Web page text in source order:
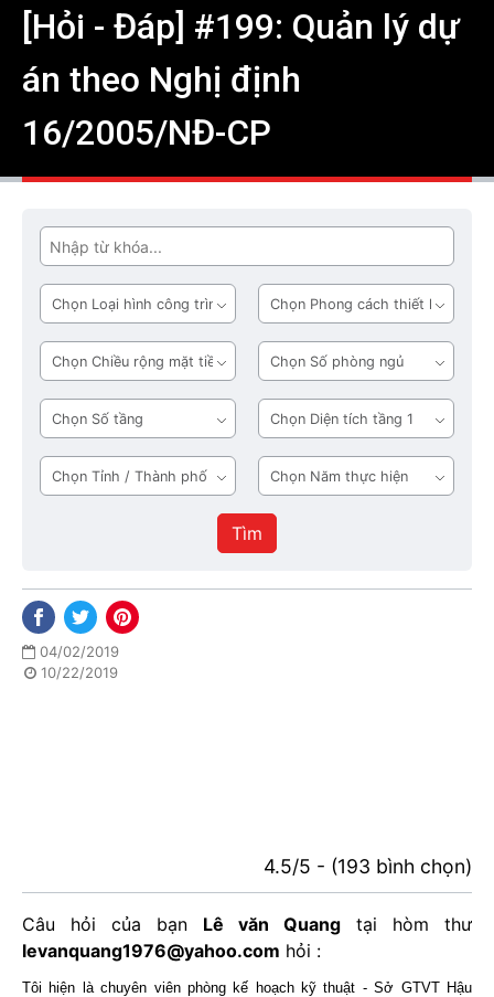
[Hỏi - Đáp] #199: Quản lý dự
án theo Nghị định
16/2005/NĐ-CP
Tìm
Loại
hình
công
trình
Phong
cách
thiết
kế
Chiều
rộng
mặt
tiền
Số
phòng
ngủ
Số
tầng
Diện
tích
tầng
1
Tỉnh
/
Năm
thực
hiện
Tìm
04/02/2019
10/22/2019
4.5/5 - (193 bình chọn)
Câu hỏi của bạn Lê văn Quang tại hòm thư
levanquang1976@yahoo.com hỏi :
Tôi hiện là chuyên viên phòng kế hoạch kỹ thuật - Sở GTVT Hậu